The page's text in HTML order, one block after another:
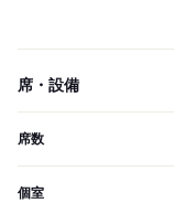
席・設備
席数
個室